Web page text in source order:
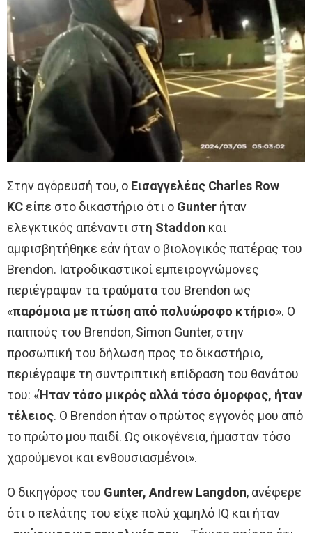
Στην αγόρευσή του, ο Εισαγγελέας Charles Row
KC είπε στο δικαστήριο ότι ο Gunter ήταν
ελεγκτικός απέναντι στη Staddon και
αμφισβητήθηκε εάν ήταν ο βιολογικός πατέρας του
Brendon. Ιατροδικαστικοί εμπειρογνώμονες
περιέγραψαν τα τραύματα του Brendon ως
«παρόμοια με πτώση από πολυώροφο κτήριο». Ο
παππούς του Brendon, Simon Gunter, στην
προσωπική του δήλωση προς το δικαστήριο,
περιέγραψε τη συντριπτική επίδραση του θανάτου
του: «Ήταν τόσο μικρός αλλά τόσο όμορφος, ήταν
τέλειος. Ο Brendon ήταν ο πρώτος εγγονός μου από
το πρώτο μου παιδί. Ως οικογένεια, ήμασταν τόσο
χαρούμενοι και ενθουσιασμένοι».
Ο δικηγόρος του Gunter, Andrew Langdon, ανέφερε
ότι ο πελάτης του είχε πολύ χαμηλό IQ και ήταν